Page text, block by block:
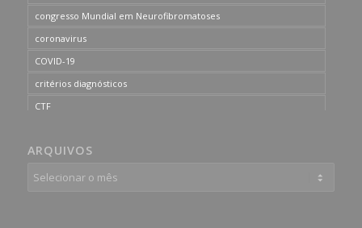
congresso Mundial em Neurofibromatoses
coronavirus
COVID-19
critérios diagnósticos
CTF
desordem do processamento auditivo
diagnóstico
ARQUIVOS